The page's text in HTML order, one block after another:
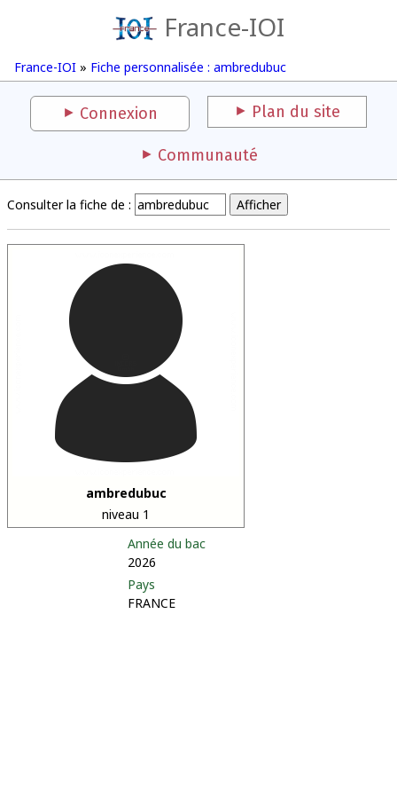
France-IOI
France-IOI » Fiche personnalisée : ambredubuc
Connexion Plan du site
Communauté
Consulter la fiche de :
ambredubuc
niveau 1
Année du bac
2026
Pays
FRANCE